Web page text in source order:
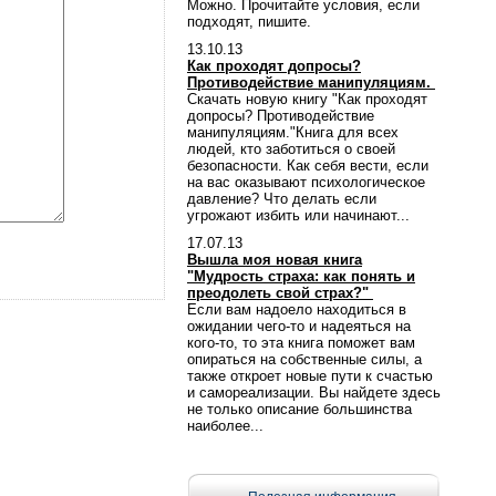
Можно. Прочитайте условия, если
подходят, пишите.
13.10.13
Как проходят допросы?
Противодействие манипуляциям.
Скачать новую книгу "Как проходят
допросы? Противодействие
манипуляциям."Книга для всех
людей, кто заботиться о своей
безопасности. Как себя вести, если
на вас оказывают психологическое
давление? Что делать если
угрожают избить или начинают...
17.07.13
Вышла моя новая книга
"Мудрость страха: как понять и
преодолеть свой страх?"
Если вам надоело находиться в
ожидании чего-то и надеяться на
кого-то, то эта книга поможет вам
опираться на собственные силы, а
также откроет новые пути к счастью
и самореализации. Вы найдете здесь
не только описание большинства
наиболее...